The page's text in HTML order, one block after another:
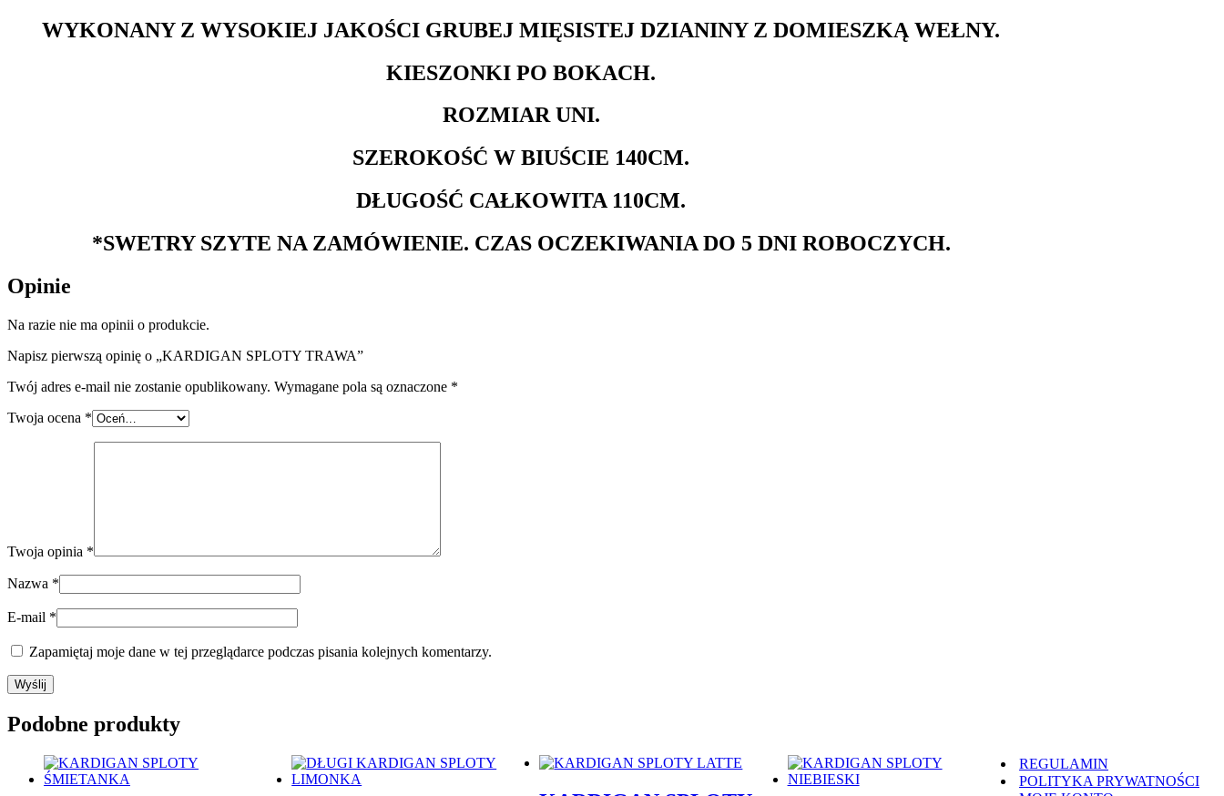
WYKONANY Z WYSOKIEJ JAKOŚCI GRUBEJ MIĘSISTEJ DZIANINY Z DOMIESZKĄ WEŁNY.
KIESZONKI PO BOKACH.
ROZMIAR UNI.
SZEROKOŚĆ W BIUŚCIE 140CM.
DŁUGOŚĆ CAŁKOWITA 110CM.
*SWETRY SZYTE NA ZAMÓWIENIE. CZAS OCZEKIWANIA DO 5 DNI ROBOCZYCH.
Opinie
Na razie nie ma opinii o produkcie.
Napisz pierwszą opinię o „KARDIGAN SPLOTY TRAWA”
Twój adres e-mail nie zostanie opublikowany. Wymagane pola są oznaczone *
Twoja ocena *
Twoja opinia *
Nazwa *
E-mail *
Zapamiętaj moje dane w tej przeglądarce podczas pisania kolejnych komentarzy.
Podobne produkty
REGULAMIN
POLITYKA PRYWATNOŚCI